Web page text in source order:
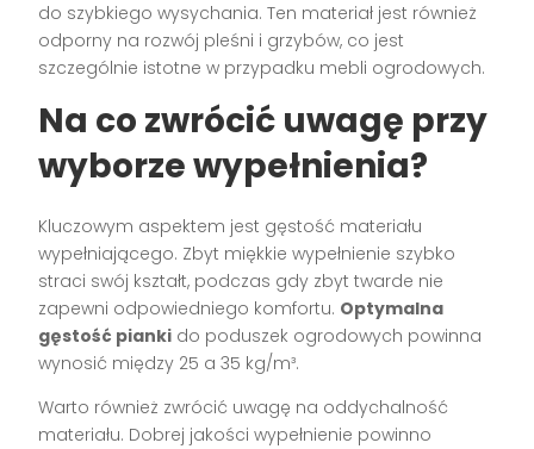
do szybkiego wysychania. Ten materiał jest również
odporny na rozwój pleśni i grzybów, co jest
szczególnie istotne w przypadku mebli ogrodowych.
Na co zwrócić uwagę przy
wyborze wypełnienia?
Kluczowym aspektem jest gęstość materiału
wypełniającego. Zbyt miękkie wypełnienie szybko
straci swój kształt, podczas gdy zbyt twarde nie
zapewni odpowiedniego komfortu. Optymalna
gęstość pianki do poduszek ogrodowych powinna
wynosić między 25 a 35 kg/m³.
Warto również zwrócić uwagę na oddychalność
materiału. Dobrej jakości wypełnienie powinno